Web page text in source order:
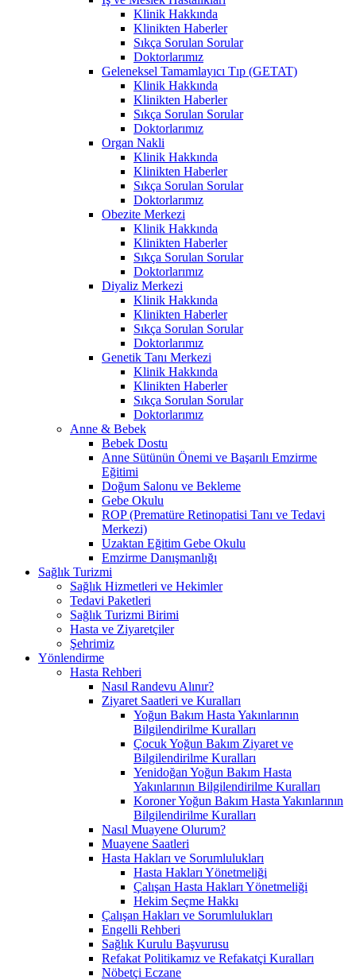
Klinik Hakkında
Klinikten Haberler
Sıkça Sorulan Sorular
Doktorlarımız
Geleneksel Tamamlayıcı Tıp (GETAT)
Klinik Hakkında
Klinikten Haberler
Sıkça Sorulan Sorular
Doktorlarımız
Organ Nakli
Klinik Hakkında
Klinikten Haberler
Sıkça Sorulan Sorular
Doktorlarımız
Obezite Merkezi
Klinik Hakkında
Klinikten Haberler
Sıkça Sorulan Sorular
Doktorlarımız
Diyaliz Merkezi
Klinik Hakkında
Klinikten Haberler
Sıkça Sorulan Sorular
Doktorlarımız
Genetik Tanı Merkezi
Klinik Hakkında
Klinikten Haberler
Sıkça Sorulan Sorular
Doktorlarımız
Anne & Bebek
Bebek Dostu
Anne Sütünün Önemi ve Başarılı Emzirme
Eğitimi
Doğum Salonu ve Bekleme
Gebe Okulu
ROP (Prematüre Retinopatisi Tanı ve Tedavi
Merkezi)
Uzaktan Eğitim Gebe Okulu
Emzirme Danışmanlığı
Sağlık Turizmi
Sağlık Hizmetleri ve Hekimler
Tedavi Paketleri
Sağlık Turizmi Birimi
Hasta ve Ziyaretçiler
Şehrimiz
Yönlendirme
Hasta Rehberi
Nasıl Randevu Alınır?
Ziyaret Saatleri ve Kuralları
Yoğun Bakım Hasta Yakınlarının
Bilgilendirilme Kuralları
Çocuk Yoğun Bakım Ziyaret ve
Bilgilendirilme Kuralları
Yenidoğan Yoğun Bakım Hasta
Yakınlarının Bilgilendirilme Kuralları
Koroner Yoğun Bakım Hasta Yakınlarının
Bilgilendirilme Kuralları
Nasıl Muayene Olurum?
Muayene Saatleri
Hasta Hakları ve Sorumlulukları
Hasta Hakları Yönetmeliği
Çalışan Hasta Hakları Yönetmeliği
Hekim Seçme Hakkı
Çalışan Hakları ve Sorumlulukları
Engelli Rehberi
Sağlık Kurulu Başvurusu
Refakat Politikamız ve Refakatçi Kuralları
Nöbetçi Eczane